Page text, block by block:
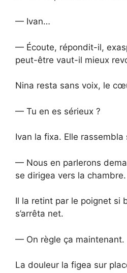
— Ivan…
— Écoute, répondit-il,
peut-être vaut-il mieux
Nina resta sans voix, le
— Tu en es sérieux ?
Ivan la fixa. Elle rassembla
— Nous en parlerons
se dirigea vers la chambre.
Il la retint par le poignet si
s’arrêta net.
— On règle ça maintenant.
La douleur la figea sur